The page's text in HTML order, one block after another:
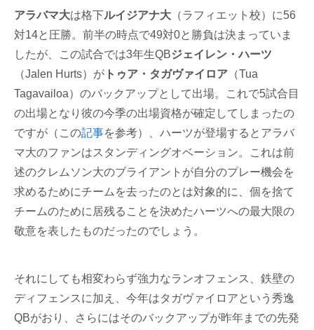
アラバマ大は格下ルイジアナ大 （ラフィエット校）に56
対14と圧勝。前半の時点で49対0と勝負は決まっていま
したが、この試合では3年生QBジェイレン・ハーツ
（Jalen Hurts）が トゥア・タガヴァイロア （Tua
Tagavailoa）のバックアップとして出場。これで5試合目
の出場となり彼の今季の出場資格が確定してしまったの
ですが（この記事を参考）、ハーツが登場するとアラバ
マ大のファンはスタンディングオベーション。これは前
述のクレムソン大のブライアントが自分のプレー機会を
求めるためにチームを去ったのとは対象的に、個を捨て
チームのために居残ることを決めたハーツへの最大限の
敬意を表したものだったのでしょう。
それにしても相変わらず強力なランオフェンス、鉄壁の
ディフェンスに加え、今年はタガヴァイロアという秀逸
QBがおり、さらにはそのバックアップが昨年までの先発